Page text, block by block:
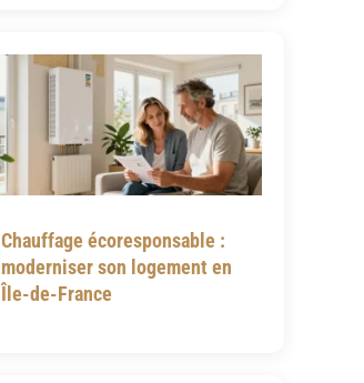
Chauffage écoresponsable :
moderniser son logement en
Île-de-France